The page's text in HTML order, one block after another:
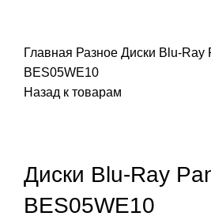
Главная Разное Диски Blu-Ray
BES05WE10
Назад к товарам
Диски Blu-Ray
BES05WE10